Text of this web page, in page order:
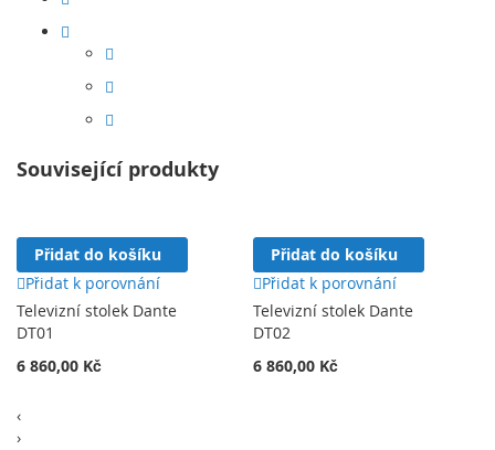
Související produkty
Přidat do košíku
Přidat k porovnání
Televizní stolek Dante
DT01
6 860,00 Kč
Přidat do košíku
Přidat k porovnání
Televizní stolek Dante
DT02
6 860,00 Kč
‹
›